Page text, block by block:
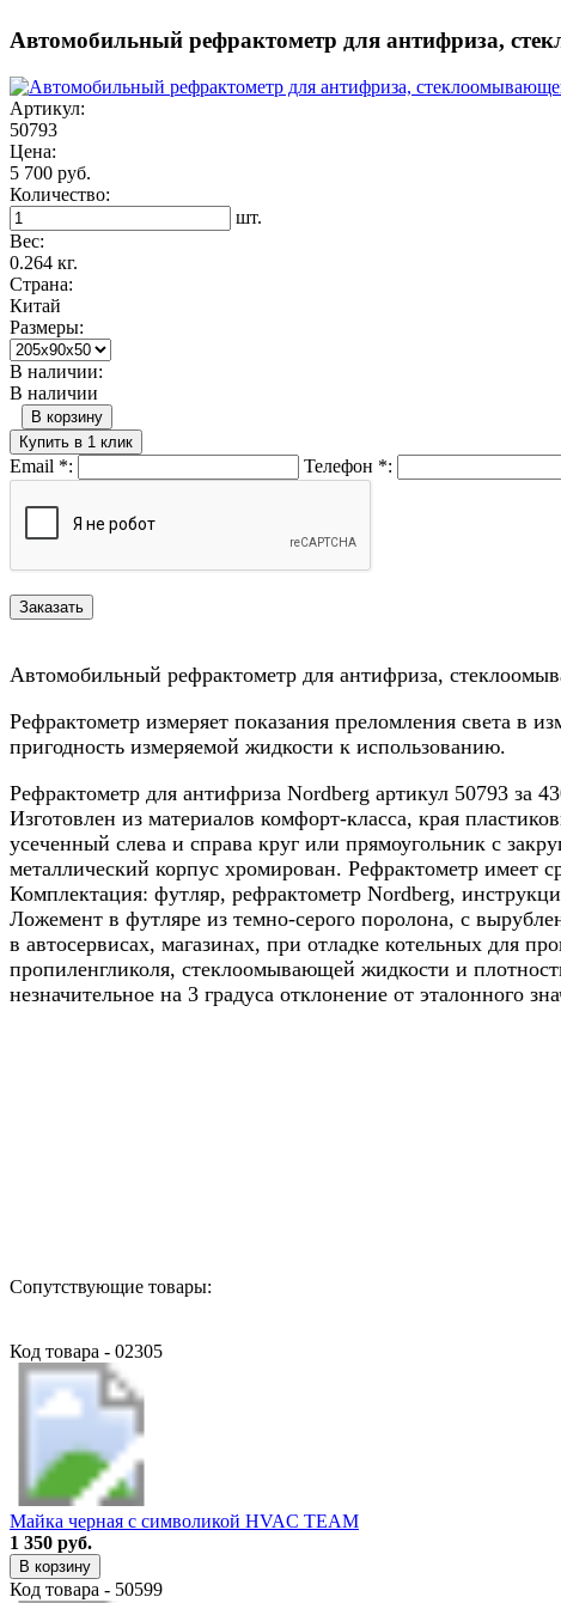
Автомобильный рефрактометр для антифриза,
Артикул:
50793
Цена:
5 700 руб.
Количество:
шт.
Вес:
0.264 кг.
Страна:
Китай
Размеры:
В наличии:
В наличии
В корзину
Купить в 1 клик
Email *: Телефон *:
Автомобильный рефрактометр для антифриза,
Рефрактометр измеряет показания преломления света в
пригодность измеряемой жидкости к использованию.
Рефрактометр для антифриза Nordberg артикул 50793 за
Изготовлен из материалов комфорт-класса, края
усеченный слева и справа круг или прямоугольник с
металлический корпус хромирован. Рефрактометр имеет
Комплектация: футляр, рефрактометр Nordberg,
Ложемент в футляре из темно-серого поролона, с
в автосервисах, магазинах, при отладке котельных для
пропиленгликоля, стеклоомывающей жидкости и
незначительное на 3 градуса отклонение от эталонного
Сопутствующие товары:
Код товара - 02305
Майка черная с символикой HVAC TEAM
1 350 руб.
В корзину
Код товара - 50599